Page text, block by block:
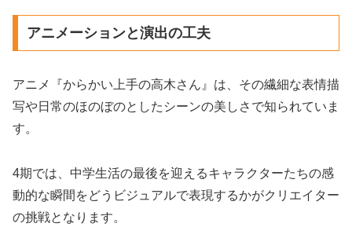
アニメーションと演出の工夫
アニメ『からかい上手の高木さん』は、その繊細な表情描
写や日常のほのぼのとしたシーンの美しさで知られていま
す。
4期では、中学生活の最後を迎えるキャラクターたちの感
動的な瞬間をどうビジュアルで表現するかがクリエイター
の挑戦となります。